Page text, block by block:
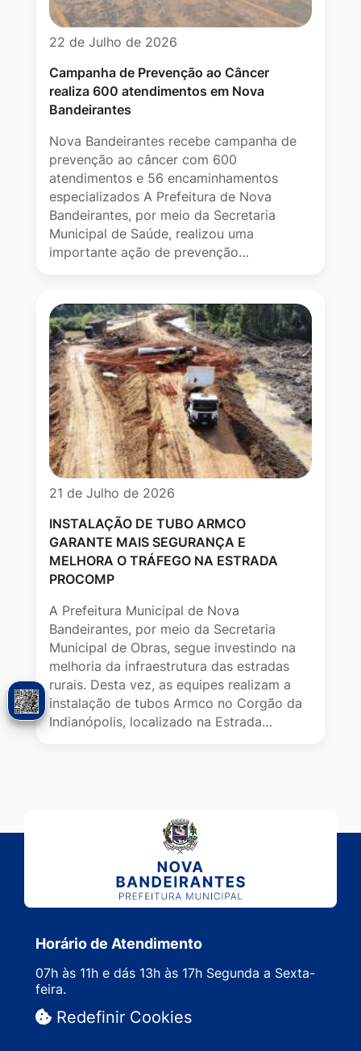
22 de Julho de 2026
Campanha de Prevenção ao Câncer
realiza 600 atendimentos em Nova
Bandeirantes
Nova Bandeirantes recebe campanha de
prevenção ao câncer com 600
atendimentos e 56 encaminhamentos
especializados A Prefeitura de Nova
Bandeirantes, por meio da Secretaria
Municipal de Saúde, realizou uma
importante ação de prevenção…
21 de Julho de 2026
INSTALAÇÃO DE TUBO ARMCO
GARANTE MAIS SEGURANÇA E
MELHORA O TRÁFEGO NA ESTRADA
PROCOMP
A Prefeitura Municipal de Nova
Bandeirantes, por meio da Secretaria
Municipal de Obras, segue investindo na
melhoria da infraestrutura das estradas
rurais. Desta vez, as equipes realizam a
instalação de tubos Armco no Corgão da
Indianópolis, localizado na Estrada…
Horário de Atendimento
07h às 11h e dás 13h às 17h Segunda a Sexta-
feira.
Redefinir Cookies